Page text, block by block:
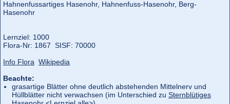
Hahnenfussartiges Hasenohr, Hahnenfuss-Hasenohr, Berg-
Hasenohr
Lernziel: 1000
Flora‑Nr: 1867 SISF: 70000
Info Flora Wikipedia
Beachte:
grasartige Blätter ohne deutlich abstehenden Mittelnerv und
Hüllblätter nicht verwachsen (im Unterschied zu Sternblütiges